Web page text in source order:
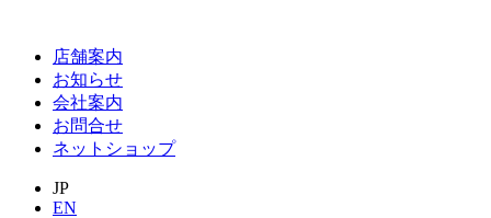
店舗案内
お知らせ
会社案内
お問合せ
ネットショップ
JP
EN